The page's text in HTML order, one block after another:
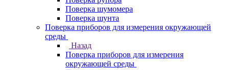
Поверка шумомера
Поверка шунта
Поверка приборов для измерения окружающей
среды
Назад
Поверка приборов для измерения
окружающей среды